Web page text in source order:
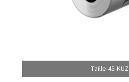
Taille-45-KUZ